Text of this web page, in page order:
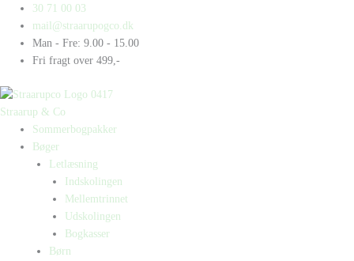
indholdet
30 71 00 03
mail@straarupogco.dk
Man - Fre: 9.00 - 15.00
Fri fragt over 499,-
Straarup & Co
Sommerbogpakker
Bøger
Letlæsning
Indskolingen
Mellemtrinnet
Udskolingen
Bogkasser
Børn
Products
search
Products
search